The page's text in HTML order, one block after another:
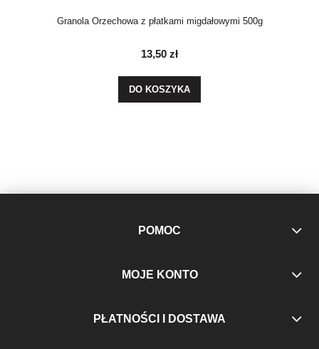
Granola Orzechowa z płatkami migdałowymi 500g
13,50 zł
DO KOSZYKA
POMOC
MOJE KONTO
PŁATNOŚCI I DOSTAWA